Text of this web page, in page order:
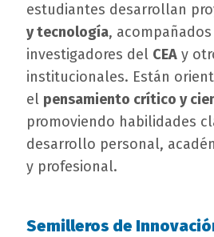
estudiantes desarrollan
y tecnología,
investigadores del CEA y
institucionales. Están
el pensamiento crítico y
promoviendo habilidades
desarrollo personal,
y profesional.
campo
Semilleros de